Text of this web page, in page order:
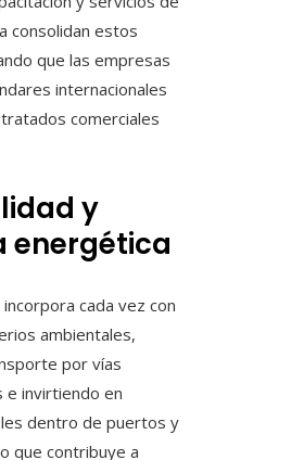
consolidan estos
que las empresas
internacionales
comerciales
y
energética
cada vez con
ambientales,
por vías
e invirtiendo en
dentro de puertos y
que contribuye a